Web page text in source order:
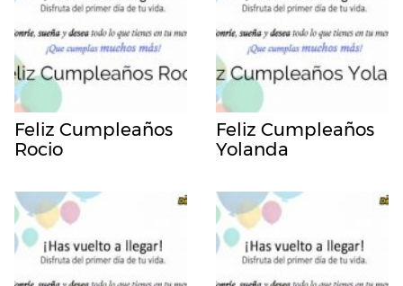
Feliz Cumpleaños
Rocio
Feliz Cumpleaños
Yolanda